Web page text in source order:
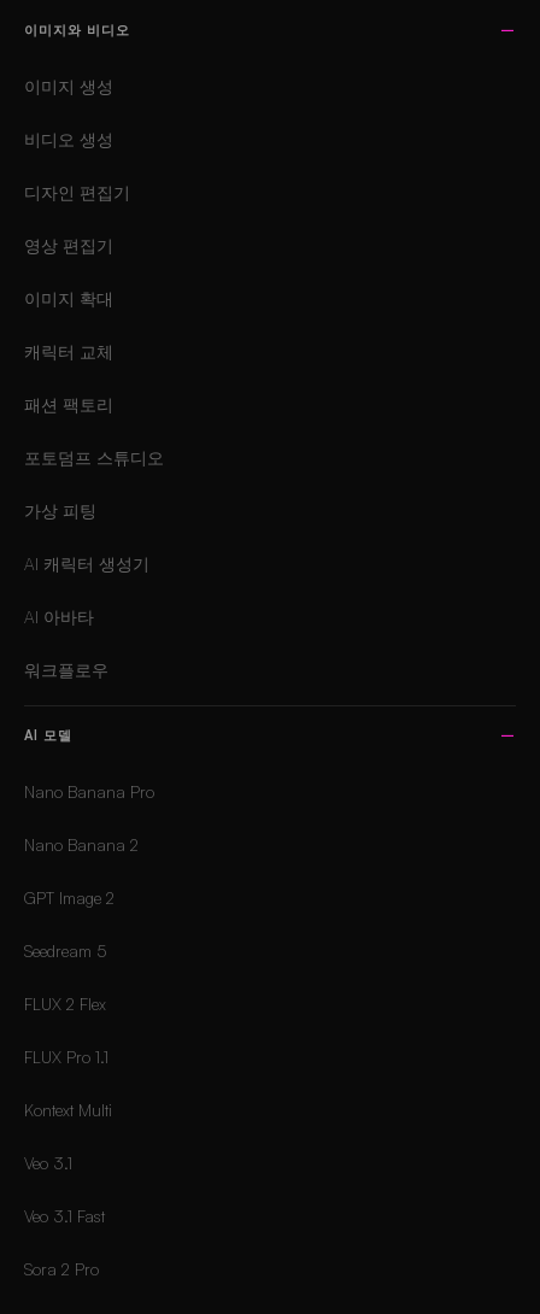
이미지와 비디오
이미지 생성
비디오 생성
디자인 편집기
영상 편집기
이미지 확대
캐릭터 교체
패션 팩토리
포토덤프 스튜디오
가상 피팅
AI 캐릭터 생성기
AI 아바타
워크플로우
AI 모델
Nano Banana Pro
Nano Banana 2
GPT Image 2
Seedream 5
FLUX 2 Flex
FLUX Pro 1.1
Kontext Multi
Veo 3.1
Veo 3.1 Fast
Sora 2 Pro